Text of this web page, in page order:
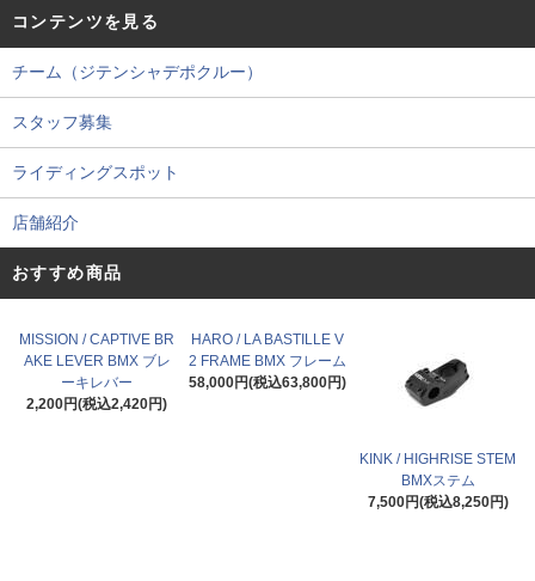
コンテンツを見る
チーム（ジテンシャデポクルー）
スタッフ募集
ライディングスポット
店舗紹介
おすすめ商品
MISSION / CAPTIVE BR
AKE LEVER BMX ブレ
ーキレバー
2,200円(税込2,420円)
HARO / LA BASTILLE V
2 FRAME BMX フレーム
58,000円(税込63,800円)
KINK / HIGHRISE STEM
BMXステム
7,500円(税込8,250円)